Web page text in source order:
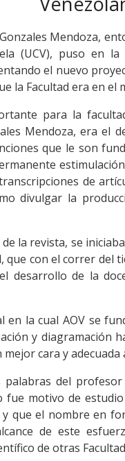
Mendoza,
(UCV), puso en
el nuevo
la Facultad era en
para la
Mendoza, era el
que le son
de
divulgar la
la revista, se
que con el correr
desarrollo de la
en la cual AOV se
y diagramación
cara y
del
fue motivo de
que el nombre en
de este
de otras